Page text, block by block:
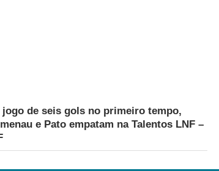
jogo de seis gols no primeiro tempo,
e Pato empatam na Talentos LNF –